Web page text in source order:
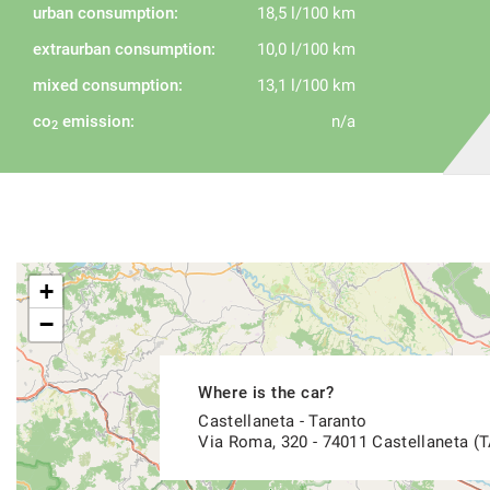
- Wir sprechen Deutsch
- Nous parlons français
- Hablamos español
urban consumption:
18,5 l/100 km
extraurban consumption:
10,0 l/100 km
mixed consumption:
13,1 l/100 km
co2 emission: n/a
Where is the car?
Castellaneta - Taranto
Via Roma, 320 - 74011 Castellaneta
+
−